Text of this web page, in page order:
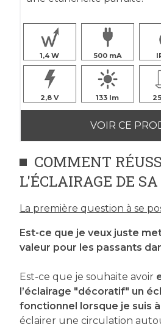
1,4 500
2,8 133 25
VOIR CE
COMMENT
L'ÉCLAIRAGE DE
La première question à se
Est-ce que je veux juste
valeur pour les passants
Est-ce que je souhaite avoir
l’éclairage "décoratif" un
fonctionnel lorsque je suis
éclairer une circulation